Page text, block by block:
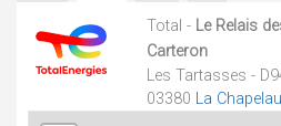
Total - Le Relais
Carteron
Les Tartasses -
03380 La